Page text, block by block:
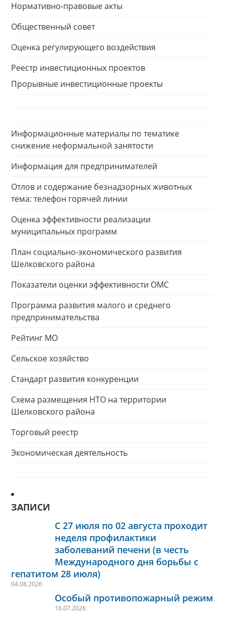
Нормативно-правовые акты
Общественный совет
Оценка регулирующего воздействия
Реестр инвестиционных проектов
Прорывные инвестиционные проекты
Информационные материалы по тематике
снижение неформальной занятости
Информация для предпринимателей
Отлов и содержание безнадзорных животных
тема: телефон горячей линии
Оценка эффективности реализации
муниципальных программ
План социально-экономического развития
Шелковского района
Показатели оценки эффективности ОМС
Программа развития малого и среднего
предпринимательства
Рейтинг МО
Сельское хозяйство
Стандарт развития конкуренции
Схема размещения НТО на территории
Шелковского района
Торговый реестр
Экономическая деятельность
ЗАПИСИ
С 27 июля по 02 августа проходит
неделя профилактики
заболеваний печени (в честь
Международного дня борьбы с
гепатитом 28 июля)
04.08.2026
Особый противопожарный режим
16.07.2026